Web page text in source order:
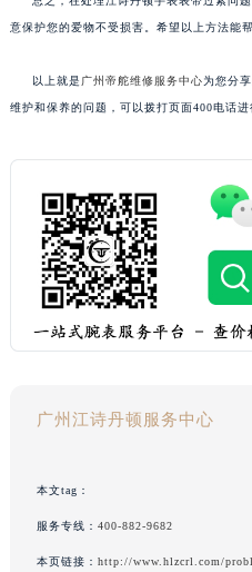
意保护您的爱物不受损害。希望以上方法能
以上就是 广州帝舵维修服务中心为您分
维护和保养的问题，可以拨打页面400电话进
广州江诗丹顿服务中心
本文tag：
服务专线： 400-882-9682
本页链接： http://www.hlzcrl.com/